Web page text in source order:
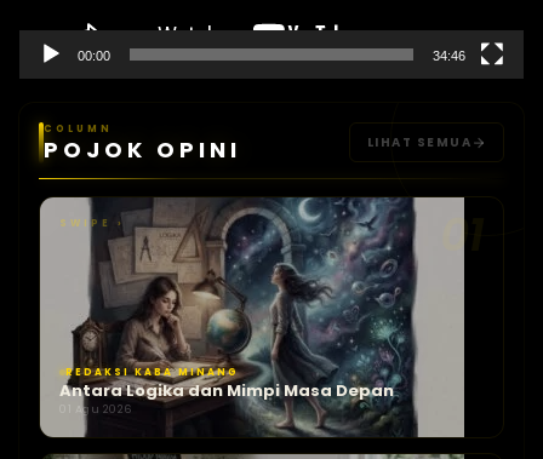
00:00 34:46
COLUMN
POJOK OPINI LIHAT SEMUA
REDAKSI KABA MINANG
Antara Logika dan Mimpi Masa Depan
01 Agu 2026
SWIPE ›